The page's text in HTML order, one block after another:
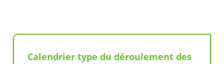
Calendrier type du déroulement des